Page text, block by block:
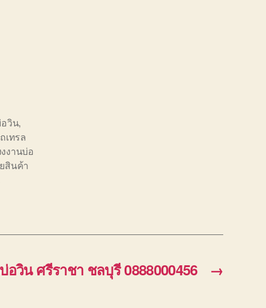
วิน,
เทรล
งานบ่อ
สินค้า
→
วิน ศรีราชา ชลบุรี 0888000456